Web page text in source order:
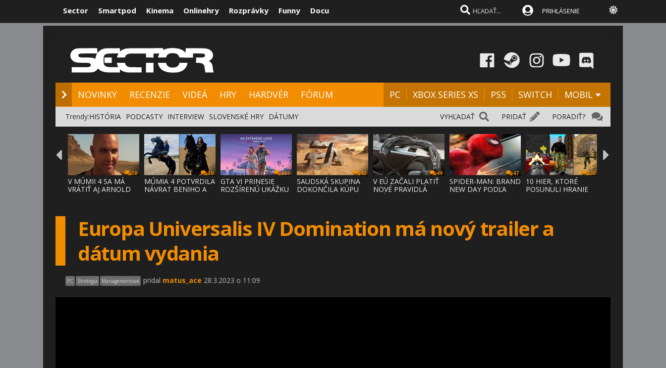
Sector Smartpod Kinema Onlinehry Rozprávky Funny Docu PRIHLÁSENIE
NOVINKY RECENZIE VIDEÁ HRY HARDVÉR FÓRUM PC XBOX SERIES XS PS5 SWITCH MOBIL
PORADIŤ?
PRIDAŤ
VYHĽADAŤ
Trendy:HISTÓRIA PODCASTY INTERVIEW SLOVENSKÉ HRY DÁTUMY
30
V MÚMII 4 SA MÁ
VRÁTIŤ AJ ARNOLD
30
MÚMIA 4 POTVRDILA
NÁVRAT BENIHO A
107
GTA VI PRINESIE
ROZŠÍRENÚ UKÁŽKU
48
SAUDSKÁ SKUPINA
DOKONČILA KÚPU
49
V EÚ ZAČALI PLATIŤ
NOVÉ PRAVIDLÁ
47
SPIDER-MAN: BRAND
NEW DAY PODĽA
28
10 HIER, KTORÉ
POSUNULI HRANIE
Europa Universalis IV Domination má nový trailer a
dátum vydania
PC Stratégia Managementová pridal matus_ace 28.3.2023 o 11:09